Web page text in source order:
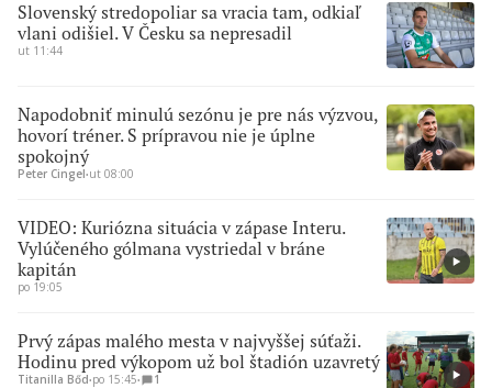
Slovenský stredopoliar sa vracia tam, odkiaľ
vlani odišiel. V Česku sa nepresadil
ut 11:44
Napodobniť minulú sezónu je pre nás výzvou,
hovorí tréner. S prípravou nie je úplne
spokojný
Peter Cingel∙ut 08:00
VIDEO: Kuriózna situácia v zápase Interu.
Vylúčeného gólmana vystriedal v bráne
kapitán
po 19:05
Prvý zápas malého mesta v najvyššej súťaži.
Hodinu pred výkopom už bol štadión uzavretý
Titanilla Bőd∙po 15:45∙ 1